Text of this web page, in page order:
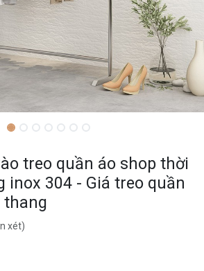
treo quần áo shop thời
inox 304 - Giá treo quần
thang
xét)